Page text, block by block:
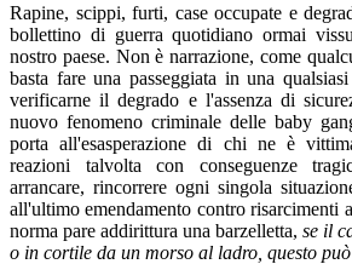
Rapine, scippi, furti, case occupate e
bollettino di guerra quotidiano ormai
nostro paese. Non è narrazione, come
basta fare una passeggiata in una
verificarne il degrado e l'assenza di
nuovo fenomeno criminale delle baby
porta all'esasperazione di chi ne è
reazioni talvolta con conseguenze
arrancare, rincorrere ogni singola
all'ultimo emendamento contro risarcimenti
norma pare addirittura una barzelletta, se il
o in cortile da un morso al ladro, questo